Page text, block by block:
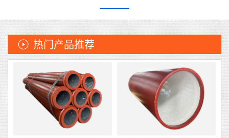
热门产品推荐